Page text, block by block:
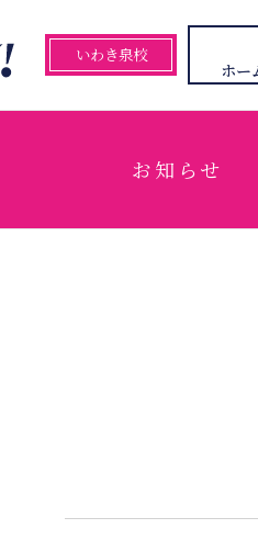
いわき泉校
ホー
お知らせ